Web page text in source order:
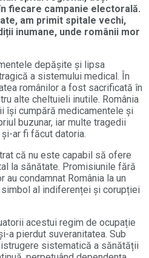
fiecare campanie electorală.
am primit spitale vechi,
inumane, unde românii mor
depășite și lipsa
a sistemului medical. În
românilor a fost sacrificată în
alte cheltuieli inutile. România
își cumpără medicamentele și
buzunar, iar multe tragedii
ar fi făcut datoria.
că nu este capabil să ofere
la sănătate. Promisiunile fără
condamnat România la un
al indiferenței și corupției
acestui regim de ocupație
a pierdut suveranitatea. Sub
sistematică a sănătății